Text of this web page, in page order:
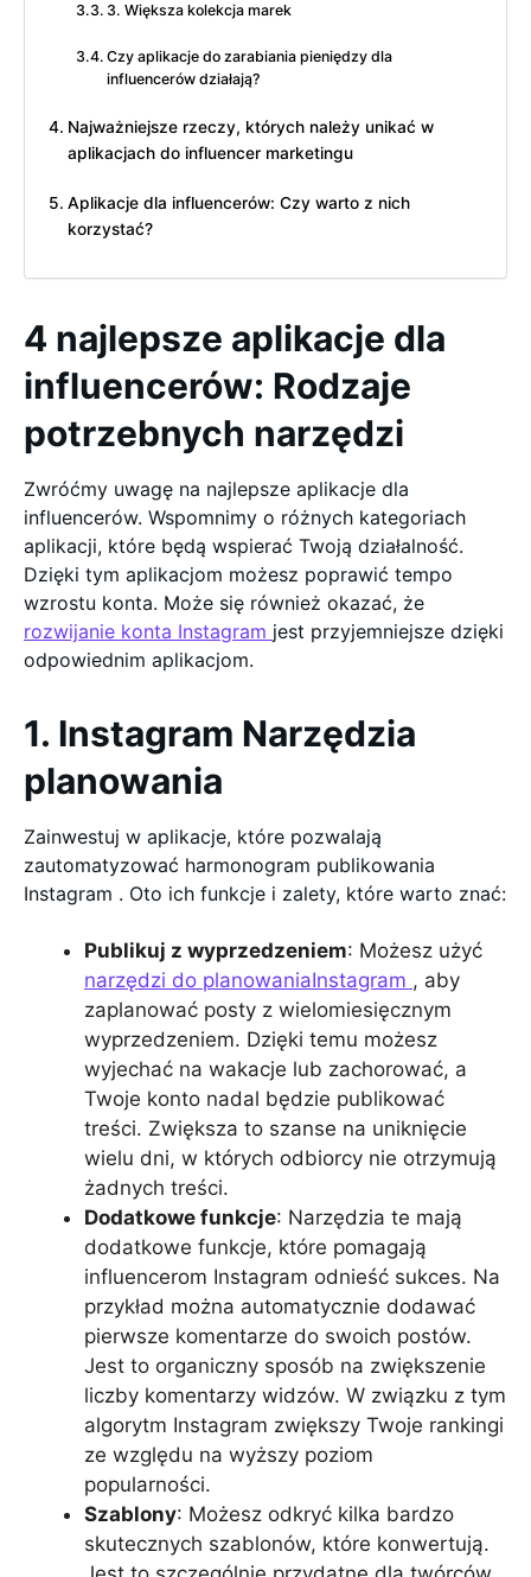
3. Większa kolekcja marek
Czy aplikacje do zarabiania pieniędzy dla
influencerów działają?
Najważniejsze rzeczy, których należy unikać w
aplikacjach do influencer marketingu
Aplikacje dla influencerów: Czy warto z nich
korzystać?
4 najlepsze aplikacje dla
influencerów: Rodzaje
potrzebnych narzędzi
Zwróćmy uwagę na najlepsze aplikacje dla
influencerów. Wspomnimy o różnych kategoriach
aplikacji, które będą wspierać Twoją działalność.
Dzięki tym aplikacjom możesz poprawić tempo
wzrostu konta. Może się również okazać, że
rozwijanie konta Instagram jest przyjemniejsze dzięki
odpowiednim aplikacjom.
1. Instagram Narzędzia
planowania
Zainwestuj w aplikacje, które pozwalają
zautomatyzować harmonogram publikowania
Instagram . Oto ich funkcje i zalety, które warto znać:
Publikuj z wyprzedzeniem: Możesz użyć
narzędzi do planowaniaInstagram , aby
zaplanować posty z wielomiesięcznym
wyprzedzeniem. Dzięki temu możesz
wyjechać na wakacje lub zachorować, a
Twoje konto nadal będzie publikować
treści. Zwiększa to szanse na uniknięcie
wielu dni, w których odbiorcy nie otrzymują
żadnych treści.
Dodatkowe funkcje: Narzędzia te mają
dodatkowe funkcje, które pomagają
influencerom Instagram odnieść sukces. Na
przykład można automatycznie dodawać
pierwsze komentarze do swoich postów.
Jest to organiczny sposób na zwiększenie
liczby komentarzy widzów. W związku z tym
algorytm Instagram zwiększy Twoje rankingi
ze względu na wyższy poziom
popularności.
Szablony: Możesz odkryć kilka bardzo
skutecznych szablonów, które konwertują.